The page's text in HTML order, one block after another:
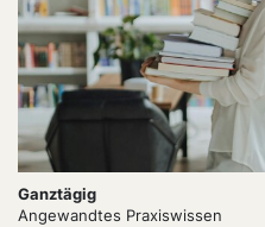
Dauer:
Ganztägig
Level
Angewandtes Praxiswissen